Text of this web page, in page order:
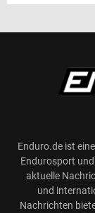
Enduro.de ist
Endurosport
aktuelle
und
Nachrichten